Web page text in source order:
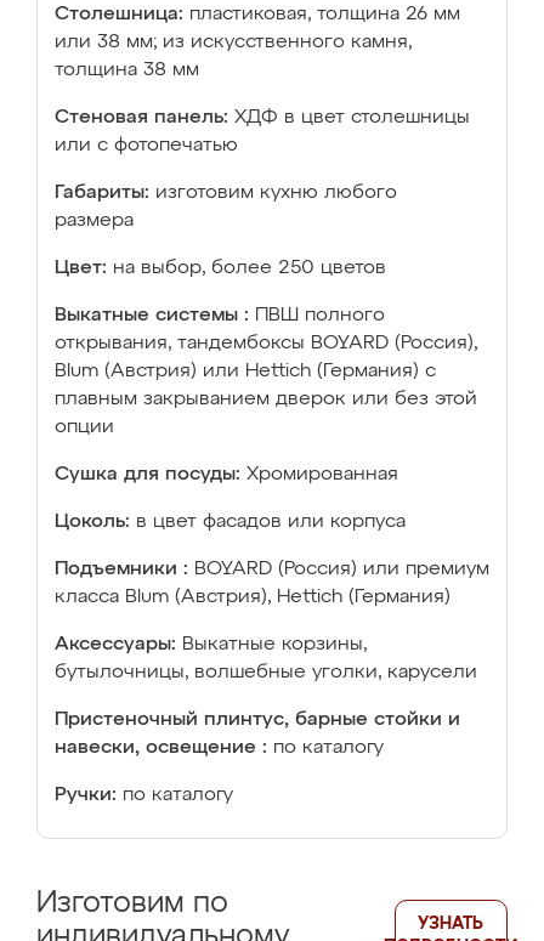
Столешница: пластиковая, толщина 26 мм
или 38 мм; из искусственного камня,
толщина 38 мм
Стеновая панель: ХДФ в цвет столешницы
или с фотопечатью
Габариты: изготовим кухню любого
размера
Цвет: на выбор, более 250 цветов
Выкатные системы :
ПВШ полного
открывания, тандембоксы BOYARD (Россия),
Blum (Австрия) или Hettich (Германия) с
плавным закрыванием дверок или без этой
опции
Сушка для посуды: Хромированная
Цоколь: в цвет фасадов или корпуса
Подъемники : BOYARD (Россия) или премиум
класса Blum (Австрия), Hettich (Германия)
Аксессуары: Выкатные корзины,
бутылочницы, волшебные уголки, карусели
Пристеночный плинтус, барные стойки и
навески, освещение : по каталогу
Ручки: по каталогу
Изготовим по
УЗНАТЬ